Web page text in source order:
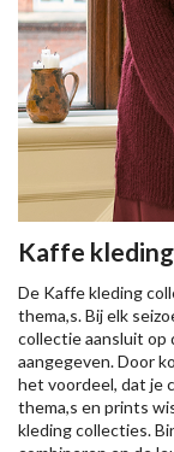
Kaffe
De Kaffe kleding
thema,s. Bij elk
collectie aansluit op
aangegeven. Door
het voordeel, dat je
thema,s en prints
kleding collecties.